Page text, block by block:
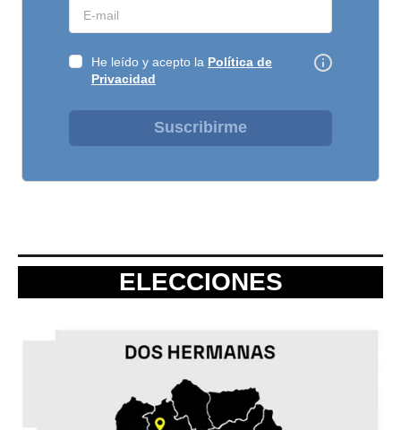
He leído y acepto la Política de
Privacidad
Suscribirme
ELECCIONES